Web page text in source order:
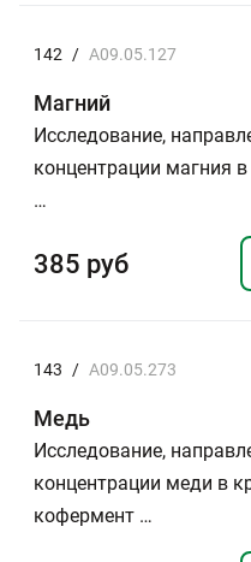
142 / A09.05.127
Магний
Исследование,
концентрации магния
…
385 руб
143 / A09.05.273
Медь
Исследование,
концентрации меди в
кофермент …